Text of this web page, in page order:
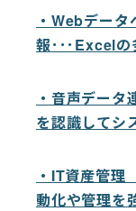
・Webデー
報･･･Excelの
・音声デー
を認識してシ
・IT資産管
動化や管理を